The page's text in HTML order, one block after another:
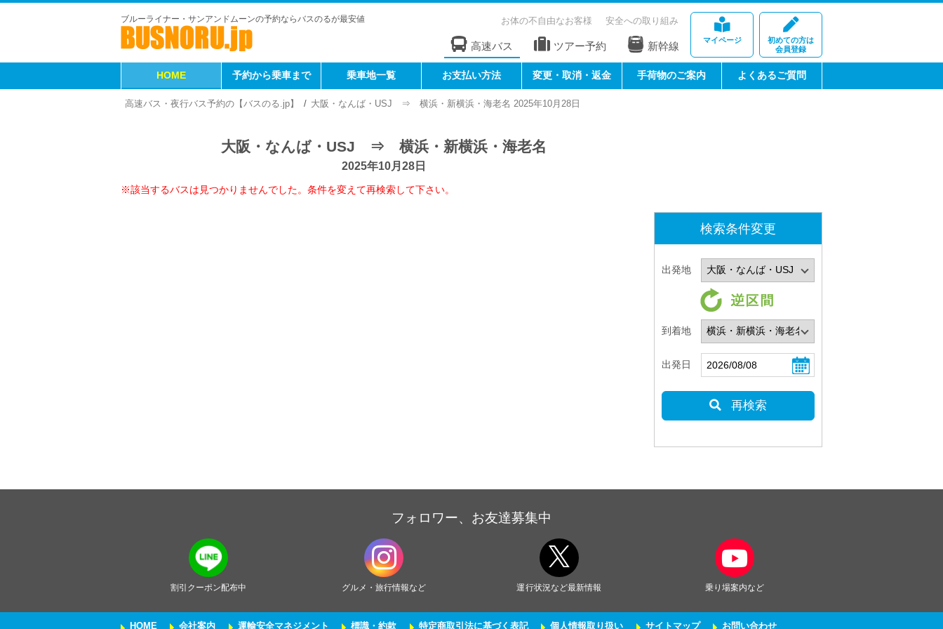
ブルーライナー・サンアンドムーンの予約ならバスのるが最安値
マイページ
初めての方は
会員登録
お体の不自由なお客様 安全への取り組み
高速バス ツアー予約 新幹線
HOME 予約から乗車まで 乗車地一覧 お支払い方法 変更・取消・返金 手荷物のご案内 よくあるご質問
高速バス・夜行バス予約の【バスのる.jp】 大阪・なんば・USJ ⇒ 横浜・新横浜・海老名 2025年10月28日
大阪・なんば・USJ ⇒ 横浜・新横浜・海老名
2025年10月28日
※該当するバスは見つかりませんでした。条件を変えて再検索して下さい。
検索条件変更
出発地
到着地
出発日
再検索
フォロワー、お友達募集中
割引クーポン配布中 グルメ・旅行情報など 運行状況など最新情報 乗り場案内など
HOME 会社案内 運輸安全マネジメント 標識・約款 特定商取引法に基づく表記 個人情報取り扱い サイトマップ お問い合わせ